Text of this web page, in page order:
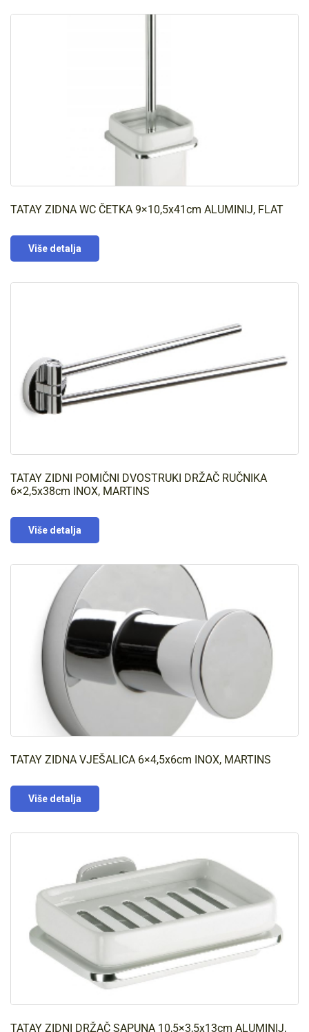
TATAY ZIDNA WC ČETKA 9×10,5x41cm ALUMINIJ, FLAT
Više detalja
TATAY ZIDNI POMIČNI DVOSTRUKI DRŽAČ RUČNIKA
6×2,5x38cm INOX, MARTINS
Više detalja
TATAY ZIDNA VJEŠALICA 6×4,5x6cm INOX, MARTINS
Više detalja
TATAY ZIDNI DRŽAČ SAPUNA 10,5×3,5x13cm ALUMINIJ,